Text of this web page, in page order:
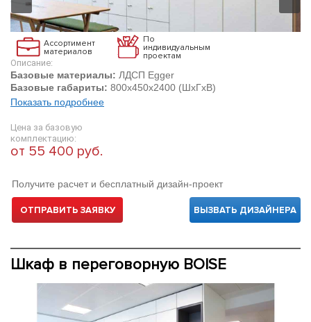
Ассортимент
материалов
По
индивидуальным
проектам
Описание:
Базовые материалы: ЛДСП Egger
Базовые габариты: 800х450х2400 (ШхГхВ)
Показать подробнее
Цена за базовую
комплектацию:
от 55 400 руб.
Получите расчет и бесплатный дизайн-проект
ОТПРАВИТЬ ЗАЯВКУ ВЫЗВАТЬ ДИЗАЙНЕРА
Шкаф в переговорную BOISE